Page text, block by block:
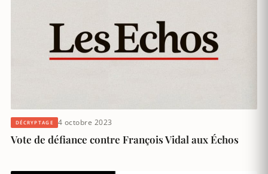
DÉCRYPTAGE 4 octobre 2023
Vote de défiance contre François Vidal aux Échos